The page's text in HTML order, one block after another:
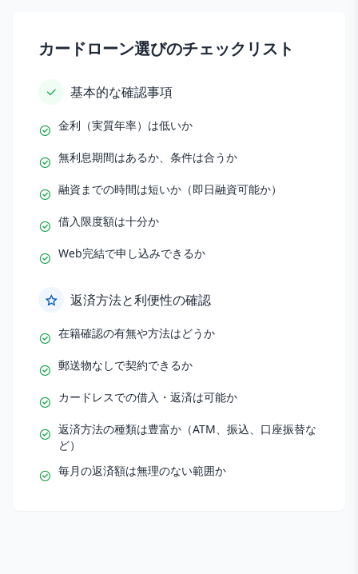
カードローン選びのチェックリスト
基本的な確認事項
金利（実質年率）は低いか
無利息期間はあるか、条件は合うか
融資までの時間は短いか（即日融資可能か）
借入限度額は十分か
Web完結で申し込みできるか
返済方法と利便性の確認
在籍確認の有無や方法はどうか
郵送物なしで契約できるか
カードレスでの借入・返済は可能か
返済方法の種類は豊富か（ATM、振込、口座振替な
ど）
毎月の返済額は無理のない範囲か